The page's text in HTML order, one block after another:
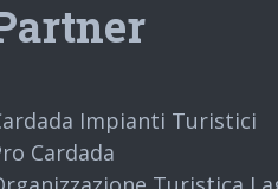
Impianti Turistici
Cardada